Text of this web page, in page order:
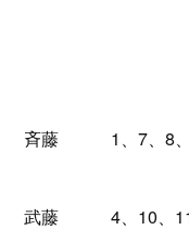
斉藤 1、7、8、
武藤 4、10、11